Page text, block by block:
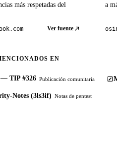
más respetadas del
Ver fuente
a
EN
TIP #326 Publicación comunitaria
Notes (3ls3if) Notas de pentest